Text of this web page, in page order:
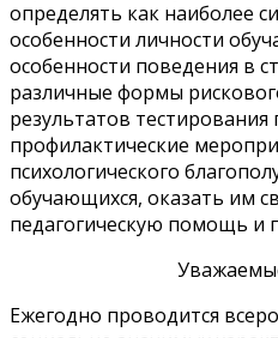
определять как наиболее
особенности личности
особенности поведения в
различные формы
результатов
профилактические
психологического
обучающихся, оказать им
педагогическую помощь и
Ежегодно проводится